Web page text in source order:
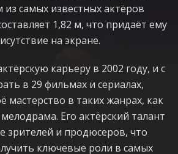
из самых известных актёров
1,82 м, что придаёт ему
на экране.
карьеру в 2002 году, и с
в 29 фильмах и сериалах,
мастерство в таких жанрах, как
Его актёрский талант
зрителей и продюсеров, что
ключевые роли в самых